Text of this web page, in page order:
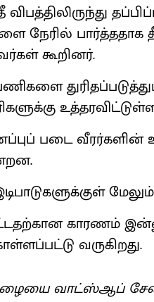
நேரில் பார்த்ததாக
கூறினர்.
படை வீரர்களின்
காரணம்
வருகிறது.
வாட்ஸ்ஆப்